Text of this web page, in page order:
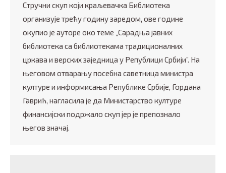
Стручни скуп који краљевачка Библиотека
организује трећу годину заредом, ове године
окупио је ауторе око теме „Сарадња јавних
библиотека са библиотекама традиционалних
цркава и верских заједница у Републици Србији”. На
његовом отварању посебна саветница министра
културе и информисања Републике Србије, Гордана
Гаврић, нагласила је да Министарство културе
финансијски подржало скуп јер је препознало
његов значај.